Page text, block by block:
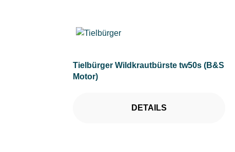
Tielbürger Wildkrautbürste tw50s (B&S
Motor)
DETAILS